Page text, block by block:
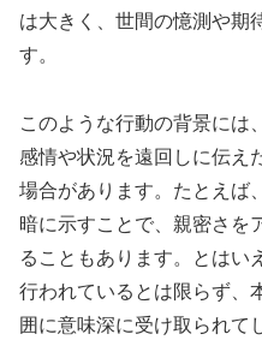
は大きく、世間の憶測や期
す。
このような行動の背景には
感情や状況を遠回しに伝え
場合があります。たとえば
暗に示すことで、親密さを
ることもあります。とはい
行われているとは限らず、
囲に意味深に受け取られて